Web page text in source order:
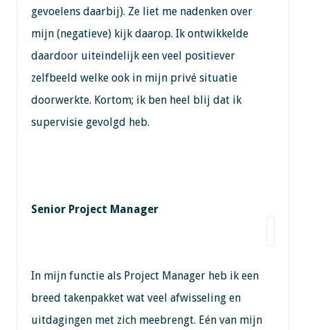
gevoelens daarbij). Ze liet me nadenken over
mijn (negatieve) kijk daarop. Ik ontwikkelde
daardoor uiteindelijk een veel positiever
zelfbeeld welke ook in mijn privé situatie
doorwerkte. Kortom; ik ben heel blij dat ik
supervisie gevolgd heb.
Senior Project Manager
In mijn functie als Project Manager heb ik een
breed takenpakket wat veel afwisseling en
uitdagingen met zich meebrengt. Eén van mijn